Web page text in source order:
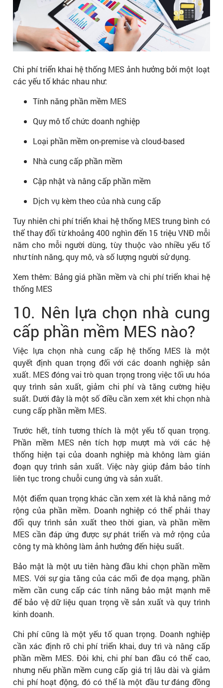
Chi phí triển khai hệ thống MES ảnh hưởng bởi một loạt
các yếu tố khác nhau như:
Tính năng phần mềm MES
Quy mô tổ chức doanh nghiệp
Loại phần mềm on-premise và cloud-based
Nhà cung cấp phần mềm
Cập nhật và nâng cấp phần mềm
Dịch vụ kèm theo của nhà cung cấp
Tuy nhiên chi phí triển khai hệ thống MES trung bình có
thể thay đổi từ khoảng 400 nghìn đến 15 triệu VNĐ mỗi
năm cho mỗi người dùng, tùy thuộc vào nhiều yếu tố
như tính năng, quy mô, và số lượng người sử dụng.
Xem thêm: Bảng giá phần mềm và chi phí triển khai hệ
thống MES
10. Nên lựa chọn nhà cung
cấp phần mềm MES nào?
Việc lựa chọn nhà cung cấp hệ thống MES là một
quyết định quan trọng đối với các doanh nghiệp sản
xuất. MES đóng vai trò quan trọng trong việc tối ưu hóa
quy trình sản xuất, giảm chi phí và tăng cường hiệu
suất. Dưới đây là một số điều cần xem xét khi chọn nhà
cung cấp phần mềm MES.
Trước hết, tính tương thích là một yếu tố quan trọng.
Phần mềm MES nên tích hợp mượt mà với các hệ
thống hiện tại của doanh nghiệp mà không làm gián
đoạn quy trình sản xuất. Việc này giúp đảm bảo tính
liên tục trong chuỗi cung ứng và sản xuất.
Một điểm quan trọng khác cần xem xét là khả năng mở
rộng của phần mềm. Doanh nghiệp có thể phải thay
đổi quy trình sản xuất theo thời gian, và phần mềm
MES cần đáp ứng được sự phát triển và mở rộng của
công ty mà không làm ảnh hưởng đến hiệu suất.
Bảo mật là một ưu tiên hàng đầu khi chọn phần mềm
MES. Với sự gia tăng của các mối đe dọa mạng, phần
mềm cần cung cấp các tính năng bảo mật mạnh mẽ
để bảo vệ dữ liệu quan trọng về sản xuất và quy trình
kinh doanh.
Chi phí cũng là một yếu tố quan trọng. Doanh nghiệp
cần xác định rõ chi phí triển khai, duy trì và nâng cấp
phần mềm MES. Đôi khi, chi phí ban đầu có thể cao,
nhưng nếu phần mềm cung cấp giá trị lâu dài và giảm
chi phí hoạt động, đó có thể là một đầu tư đáng đồng